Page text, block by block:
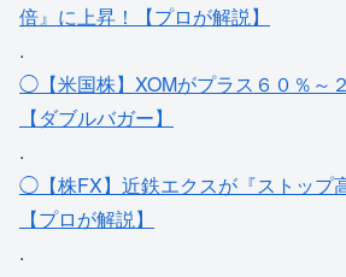
倍』に上昇！【プロが解説】
.
◯【米国株】XOMがプラス６０％～
【ダブルバガー】
.
◯【株FX】近鉄エクスが『ストップ
【プロが解説】
.